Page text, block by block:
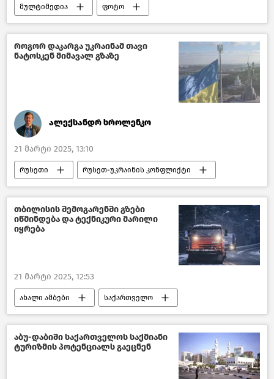
მულტიმედია ფოტო
როგორ დაკარგა უკრაინამ თავი
ნატოსკენ მიმავალ გზაზე
ალექსანდრ ხროლენკო
21 მარტი 2025, 13:10
რუსეთი რუსეთ-უკრაინის კონფლიქტი
უკრაინა ნატო აშშ
ანალიტიკა
თბილისის შემოგარენში გზები
იწმინდება და ტექნიკური მარილი
იყრება
21 მარტი 2025, 12:53
ახალი ამბები საქართველო
თბილისის მერია თბილისი დღეს
ვითარება გზებზე
აბუ-დაბიში საქართველოს საქმიანი
ტურიზმის პოტენციალს გაეცნენ